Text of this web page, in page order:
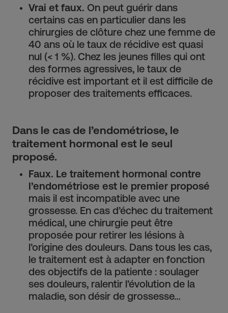
Vrai et faux. On peut guérir dans
certains cas en particulier dans les
chirurgies de clôture chez une femme de
40 ans où le taux de récidive est quasi
nul (< 1 %). Chez les jeunes filles qui ont
des formes agressives, le taux de
récidive est important et il est difficile de
proposer des traitements efficaces.
Dans le cas de l’endométriose, le
traitement hormonal est le seul
proposé.
Faux. Le traitement hormonal contre
l’endométriose est le premier proposé
mais il est incompatible avec une
grossesse. En cas d’échec du traitement
médical, une chirurgie peut être
proposée pour retirer les lésions à
l’origine des douleurs. Dans tous les cas,
le traitement est à adapter en fonction
des objectifs de la patiente : soulager
ses douleurs, ralentir l’évolution de la
maladie, son désir de grossesse…